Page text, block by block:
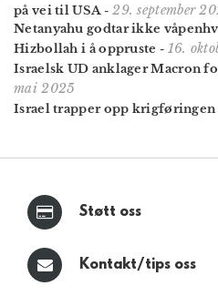
på vei til USA -29. september
Netanyahu godtar ikke
Hizbollah i å oppruste - 16.
Israelsk UD anklager Macron
mai 2025
Israel trapper opp krigføringen
Støtt oss
Kontakt/tips oss